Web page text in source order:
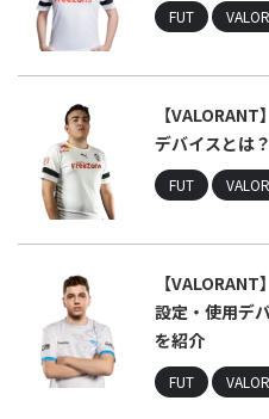
FUT
【
デバイスとは
FUT
【
設定・使用デ
を紹介
FUT